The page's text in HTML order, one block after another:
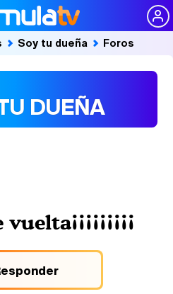
Soy tu dueña Foros
DUEÑA